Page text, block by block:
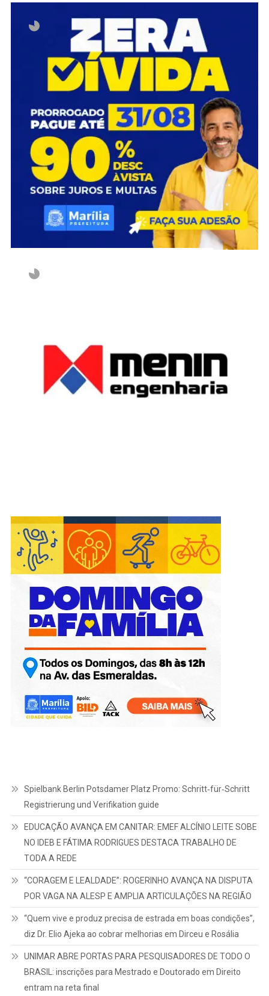
Spielbank Berlin Potsdamer Platz Promo: Schritt‑für‑Schritt
Registrierung und Verifikation guide
EDUCAÇÃO AVANÇA EM CANITAR: EMEF ALCÍNIO LEITE SOBE
NO IDEB E FÁTIMA RODRIGUES DESTACA TRABALHO DE
TODA A REDE
“CORAGEM E LEALDADE”: ROGERINHO AVANÇA NA DISPUTA
POR VAGA NA ALESP E AMPLIA ARTICULAÇÕES NA REGIÃO
“Quem vive e produz precisa de estrada em boas condições”,
diz Dr. Elio Ajeka ao cobrar melhorias em Dirceu e Rosália
UNIMAR ABRE PORTAS PARA PESQUISADORES DE TODO O
BRASIL: inscrições para Mestrado e Doutorado em Direito
entram na reta final